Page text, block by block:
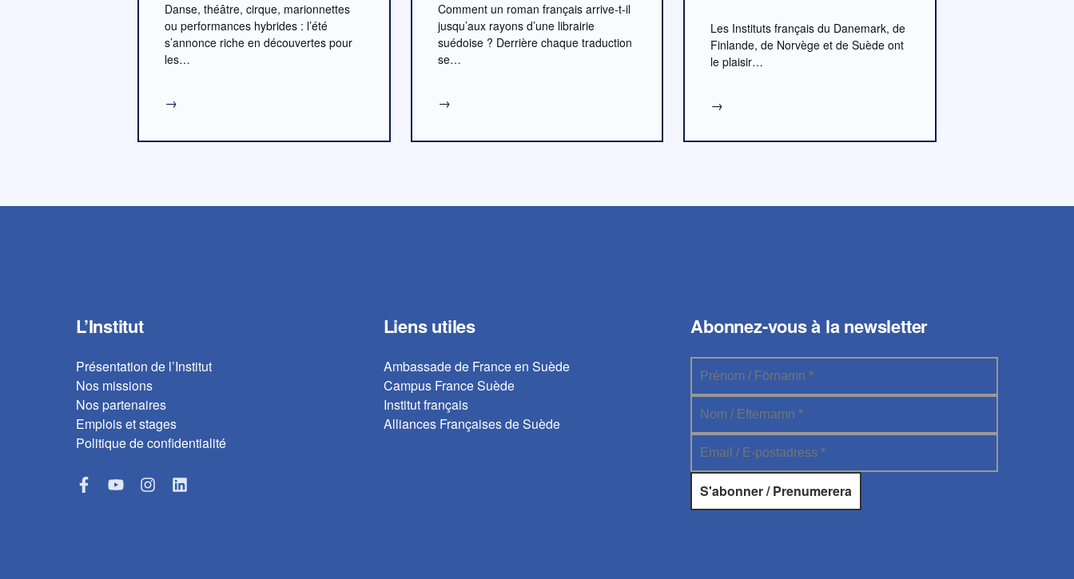
Danse, théâtre, cirque, marionnettes
ou performances hybrides : l’été
s’annonce riche en découvertes pour
les…
→
Comment un roman français arrive-t-il
jusqu’aux rayons d’une librairie
suédoise ? Derrière chaque traduction
se…
→
Les Instituts français du Danemark, de
Finlande, de Norvège et de Suède ont
le plaisir…
→
L’Institut
Présentation de l’Institut
Nos missions
Nos partenaires
Emplois et stages
Politique de confidentialité
Liens utiles
Ambassade de France en Suède
Campus France Suède
Institut français
Alliances Françaises de Suède
Abonnez-vous à la newsletter